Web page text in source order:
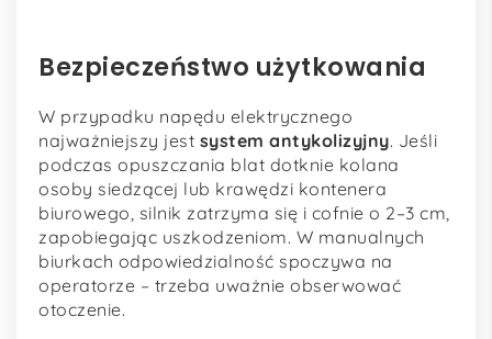
Bezpieczeństwo użytkowania
W przypadku napędu elektrycznego
najważniejszy jest system antykolizyjny. Jeśli
podczas opuszczania blat dotknie kolana
osoby siedzącej lub krawędzi kontenera
biurowego, silnik zatrzyma się i cofnie o 2–3 cm,
zapobiegając uszkodzeniom. W manualnych
biurkach odpowiedzialność spoczywa na
operatorze – trzeba uważnie obserwować
otoczenie.